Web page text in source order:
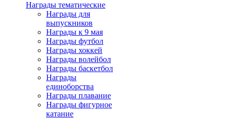
Награды тематические
Награды для
выпускников
Награды к 9 мая
Награды футбол
Награды хоккей
Награды волейбол
Награды баскетбол
Награды
единоборства
Награды плавание
Награды фигурное
катание